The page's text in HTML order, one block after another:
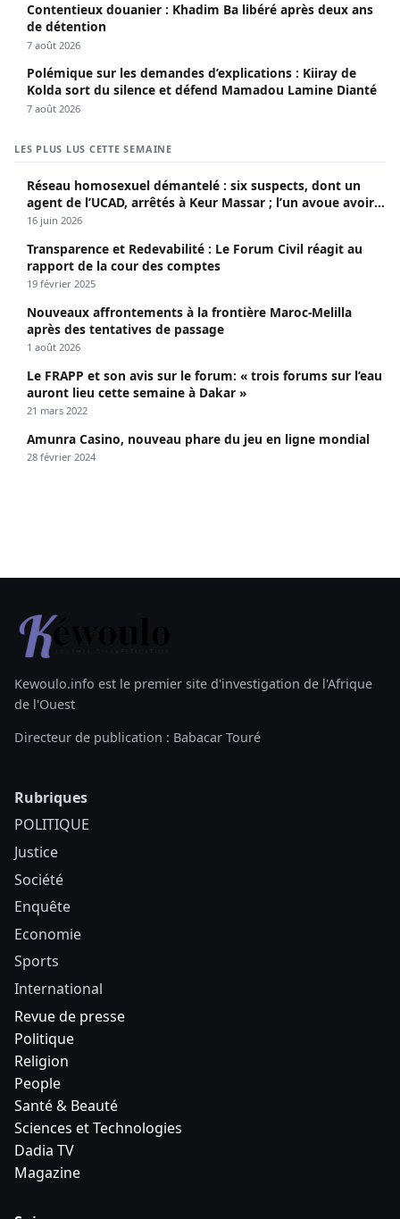
Contentieux douanier : Khadim Ba libéré après deux ans
de détention
7 août 2026
Polémique sur les demandes d’explications : Kiiray de
Kolda sort du silence et défend Mamadou Lamine Dianté
7 août 2026
LES PLUS LUS CETTE SEMAINE
Réseau homosexuel démantelé : six suspects, dont un
agent de l’UCAD, arrêtés à Keur Massar ; l’un avoue avoir
propagé le VIH depuis 2018
16 juin 2026
Transparence et Redevabilité : Le Forum Civil réagit au
rapport de la cour des comptes
19 février 2025
Nouveaux affrontements à la frontière Maroc-Melilla
après des tentatives de passage
1 août 2026
Le FRAPP et son avis sur le forum: « trois forums sur l’eau
auront lieu cette semaine à Dakar »
21 mars 2022
Amunra Casino, nouveau phare du jeu en ligne mondial
28 février 2024
Kewoulo.info est le premier site d'investigation de l'Afrique
de l'Ouest
Directeur de publication : Babacar Touré
Rubriques
POLITIQUE
Justice
Société
Enquête
Economie
Sports
International
Revue de presse
Politique
Religion
People
Santé & Beauté
Sciences et Technologies
Dadia TV
Magazine